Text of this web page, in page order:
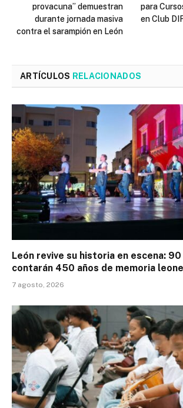
provacuna” demuestran
durante jornada masiva
contra el sarampión en León
para
en Club
ARTÍCULOS RELACIONADOS
León revive su historia en escena:
contarán 450 años de memoria
7 agosto, 2026